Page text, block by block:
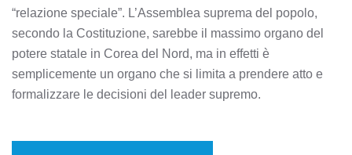
“relazione speciale”. L’Assemblea suprema del popolo,
secondo la Costituzione, sarebbe il massimo organo del
potere statale in Corea del Nord, ma in effetti è
semplicemente un organo che si limita a prendere atto e
formalizzare le decisioni del leader supremo.